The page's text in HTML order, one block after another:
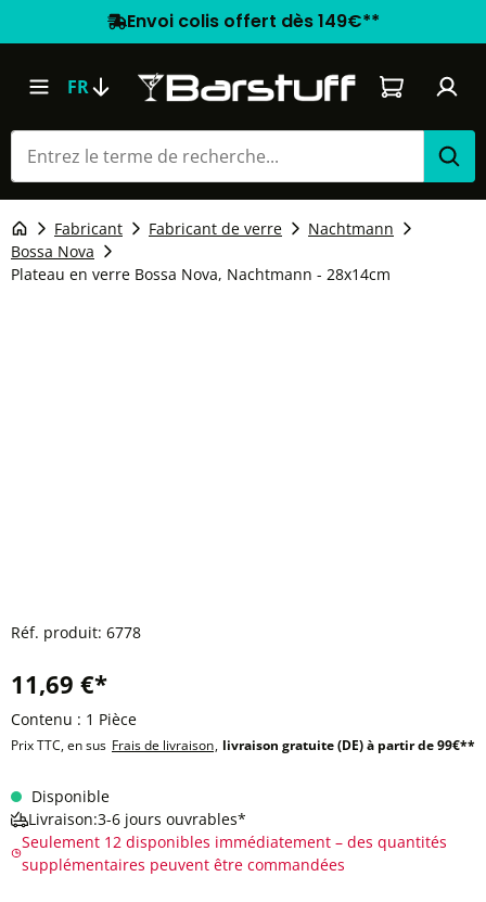
Envoi colis offert dès 149€**
FR Le panier
Fabricant Fabricant de verre
Nachtmann
Bossa Nova
Plateau en verre Bossa Nova, Nachtmann - 28x14cm
Réf. produit: 6778
11,69 €*
Contenu : 1 Pièce
Prix TTC, en sus Frais de livraison, livraison gratuite (DE) à partir de 99€**
Disponible
Livraison:3-6 jours ouvrables*
Seulement 12 disponibles immédiatement – des quantités
supplémentaires peuvent être commandées